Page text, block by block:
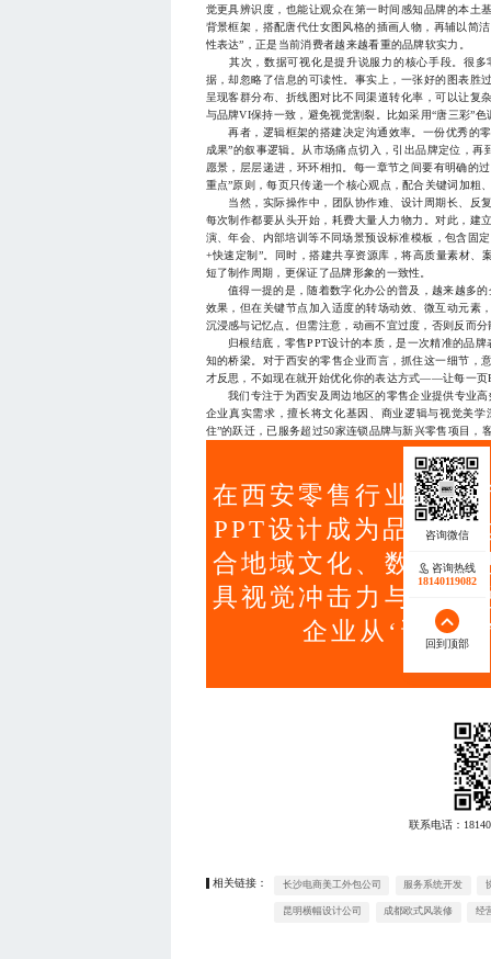
觉更具辨识度，也能让观众在第一时间感知品牌的本土
背景框架，搭配唐代仕女图风格的插画人物，再辅以简
性表达”，正是当前消费者越来越看重的品牌软实力。
其次，数据可视化是提升说服力的核心手段。很多
据，却忽略了信息的可读性。事实上，一张好的图表胜
呈现客群分布、折线图对比不同渠道转化率，可以让复
与品牌VI保持一致，避免视觉割裂。比如采用“唐三彩”
再者，逻辑框架的搭建决定沟通效率。一份优秀的
成果”的叙事逻辑。从市场痛点切入，引出品牌定位，
愿景，层层递进，环环相扣。每一章节之间要有明确的
重点”原则，每页只传递一个核心观点，配合关键词加粗
当然，实际操作中，团队协作难、设计周期长、反
每次制作都要从头开始，耗费大量人力物力。对此，建
演、年会、内部培训等不同场景预设标准模板，包含固
+快速定制”。同时，搭建共享资源库，将高质量素材、
短了制作周期，更保证了品牌形象的一致性。
值得一提的是，随着数字化办公的普及，越来越多的
效果，但在关键节点加入适度的转场动效、微互动元素
沉浸感与记忆点。但需注意，动画不宜过度，否则反而
归根结底，零售PPT设计的本质，是一次精准的品牌
知的桥梁。对于西安的零售企业而言，抓住这一细节，
才反思，不如现在就开始优化你的表达方式——让每一页
我们专注于为西安及周边地区的零售企业提供专业高
企业真实需求，擅长将文化基因、商业逻辑与视觉美
住”的跃迁，已服务超过50家连锁品牌与新兴零售项目，
在西安零售行业变革
PPT设计成为品牌表
合地域文化、数据可
具视觉冲击力与商业
企业从‘讲不
联系电话：
相关链接： 长沙电商美工外包公司 服务系统开发
昆明横幅设计公司 成都欧式风装修 经
咨询热线
18140119082
回到顶部